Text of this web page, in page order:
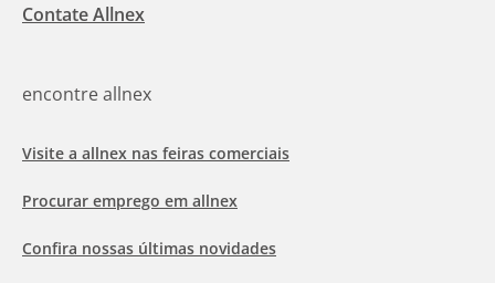
Contate Allnex
encontre allnex
Visite a allnex nas feiras comerciais
Procurar emprego em allnex
Confira nossas últimas novidades